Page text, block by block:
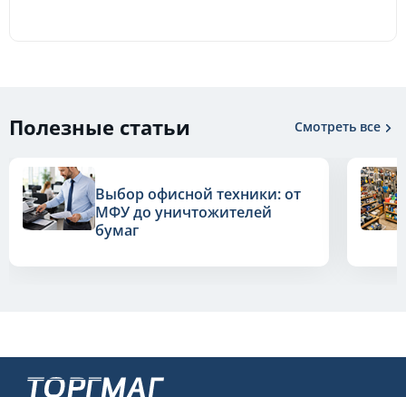
Полезные статьи Смотреть все
Выбор офисной техники: от
МФУ до уничтожителей
бумаг